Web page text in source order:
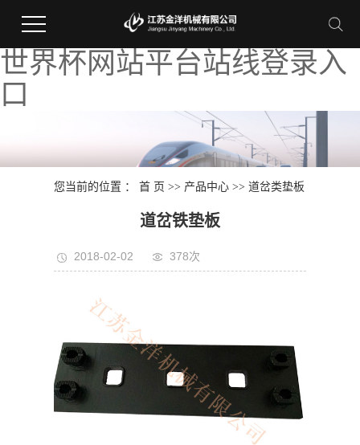
世界杯网站平台站线登录入
口
您当前的位置 ：首 页 >> 产品中心 >>道岔类垫板
道岔铁垫板
2018-02-02 378次